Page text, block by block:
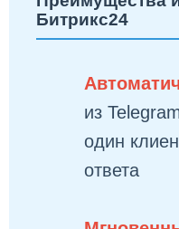
Битрикс24
из
один
ответа